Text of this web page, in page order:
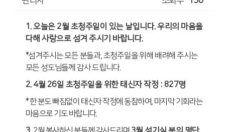
1.오늘은 2월 초청주일이 있는 날입니다.우리의 마음을
다해 사랑으로 섬겨 주시기 바랍니다.
*섬겨주시는 모든 분들과,초청주일을 위해 배려해 주시는
모든 성도님들께 감사 드립니다.
2. 4월 26일 초청주일을 위한 태신자 작정 : 827명
*한 분도 빠짐없이 태신자 작정에 동참하여, 마지막 기회라는
마음으로 기도 바랍니다.